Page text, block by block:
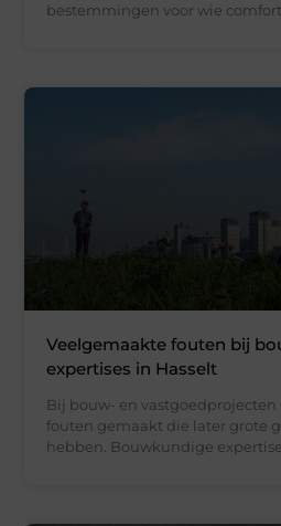
bestemmingen voor wie comfort
Veelgemaakte fouten bij
expertises in Hasselt
Bij bouw- en vastgoedprojecten
fouten gemaakt die later grote
hebben. Bouwkundige